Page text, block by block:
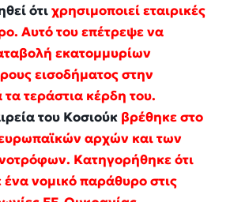
ότιχρησιμοποιεί εταιρικές
Αυτό του επέτρεψε να
εκατομμυρίων
εισοδήματος στην
τεράστια κέρδη του.
του Κοσιούκ βρέθηκε στο
αρχών και των
Κατηγορήθηκε ότι
ένα νομικό παράθυρο στις